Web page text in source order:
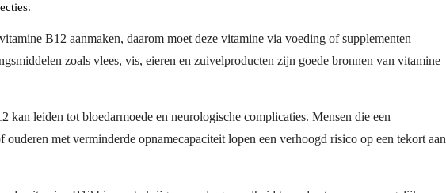
B12 aanmaken, daarom moet deze vitamine via voeding of supplementen
zoals vlees, vis, eieren en zuivelproducten zijn goede bronnen van vitamine
kan leiden tot bloedarmoede en neurologische complicaties. Mensen die een
ouderen met verminderde opnamecapaciteit lopen een verhoogd risico op een tekort aan